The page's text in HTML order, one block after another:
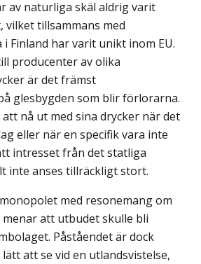
av naturliga skäl aldrig varit
tillsammans med
Finland har varit unikt inom EU.
producenter av olika
är det främst
glesbygden som blir förlorarna.
nå ut med sina drycker när det
eller när en specifik vara inte
intresset från det statliga
inte anses tillräckligt stort.
med resonemang om
menar att ut­budet skulle bli
Påståendet är dock
att se vid en utlandsvistelse,